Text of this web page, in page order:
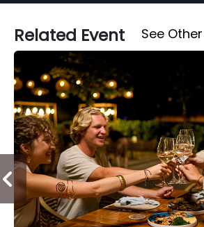
Related Event See